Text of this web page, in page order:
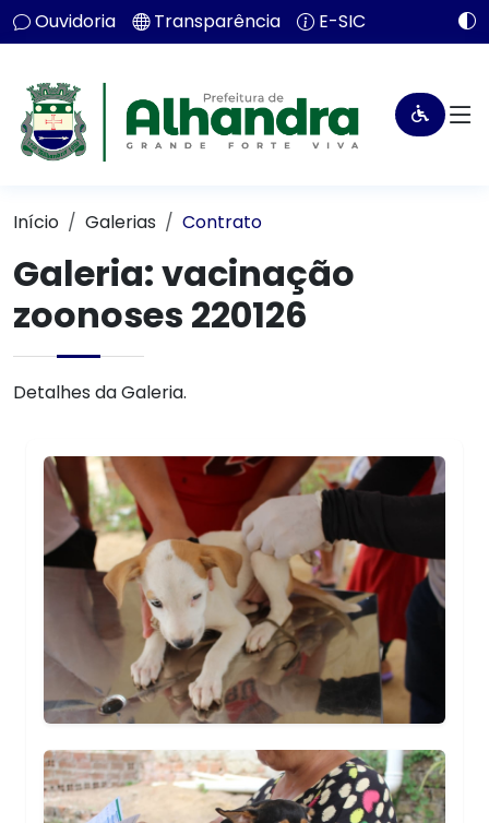
Ouvidoria Transparência E-SIC
Início Galerias Contrato
Galeria: vacinação
zoonoses 220126
Detalhes da Galeria.